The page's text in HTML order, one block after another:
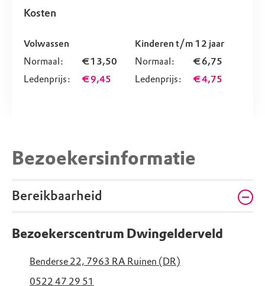
Kosten
Volwassen
Normaal:
€ 13,50
Ledenprijs:
€ 9,45
Kinderen t/m 12 jaar
Normaal:
€ 6,75
Ledenprijs:
€ 4,75
Bezoekersinformatie
Bereikbaarheid
Bezoekerscentrum Dwingelderveld
Benderse 22, 7963 RA Ruinen (DR)
0522 47 29 51